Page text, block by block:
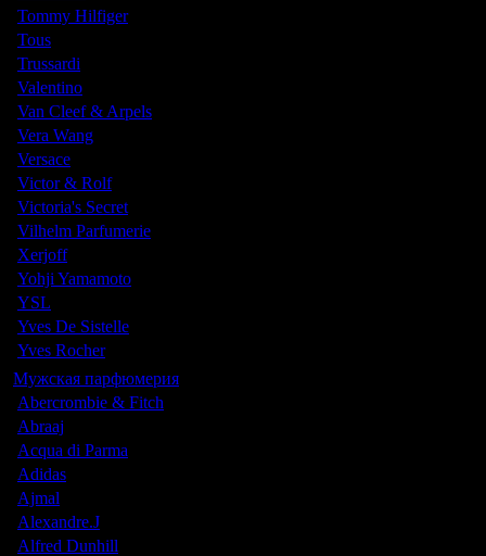
Tommy Hilfiger
Tous
Trussardi
Valentino
Van Cleef & Arpels
Vera Wang
Versace
Victor & Rolf
Victoria's Secret
Vilhelm Parfumerie
Xerjoff
Yohji Yamamoto
YSL
Yves De Sistelle
Yves Rocher
Мужская парфюмерия
Abercrombie & Fitch
Abraaj
Acqua di Parma
Adidas
Ajmal
Alexandre.J
Alfred Dunhill